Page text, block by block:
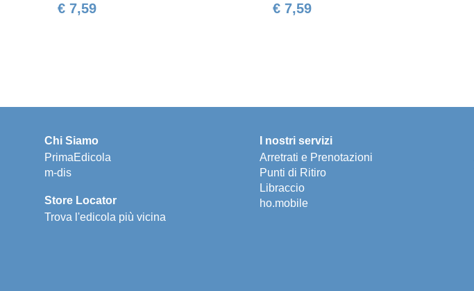
€ 7,59 € 7,59
Chi Siamo
PrimaEdicola
m-dis
Store Locator
Trova l'edicola più vicina
I nostri servizi
Arretrati e Prenotazioni
Punti di Ritiro
Libraccio
ho.mobile